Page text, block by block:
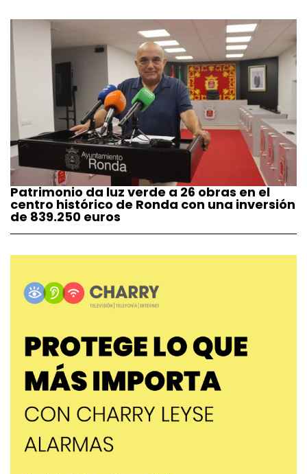
Patrimonio da luz verde a 26 obras en el
centro histórico de Ronda con una inversión
de 839.250 euros